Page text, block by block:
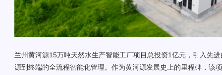
兰州黄河源15万吨天然水生产智能工厂项目总投资1亿元，引入先
源到终端的全流程智能化管理。作为黄河源发展史上的里程碑，该